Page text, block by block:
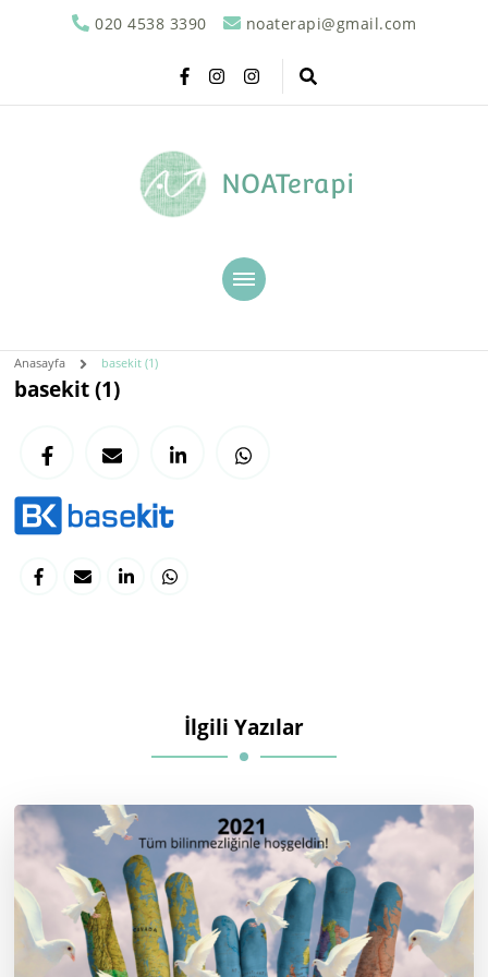
020 4538 3390 noaterapi@gmail.com
NOATerapi
Anasayfa basekit (1)
basekit (1)
İlgili Yazılar